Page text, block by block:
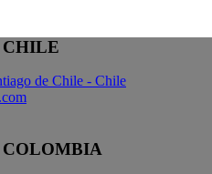
CHILE
de Chile - Chile
COLOMBIA